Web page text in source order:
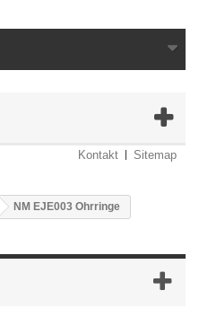
Kontakt Sitemap
NM EJE003 Ohrringe